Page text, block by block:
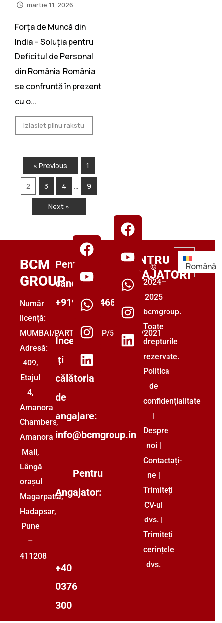
martie 11, 2026
Forța de Muncă din
India – Soluția pentru
Deficitul de Personal
din România România
se confruntă în prezent
cu o...
Izlasiet pilnu rakstu
« Previous 1
2 3 4 … 9
Next »
BCM
GROUP
Număr
licență:
MUMBAI/PARTNERSHIP/5493853/2021
Adresă:
409,
Etajul
4,
Amanora
Chambers,
Amanora
Mall,
Lângă
orașul
Magarpatta,
Hadapsar,
Pune
–
411208
Pentru
candidați:
+919555446699
Începe-
ți
călătoria
de
angajare:
info@bcmgroup.in
Pentru
Angajator:
+40
0376
300
FPENTRU
ANGAJATORI
©
2024–
2025
bcmgroup.
Toate
drepturile
rezervate.
Politica
de
confidențialitate
Despre
noi
Contactați-
ne
Trimiteți
CV-ul
dvs.
Trimiteți
cerințele
dvs.
Română